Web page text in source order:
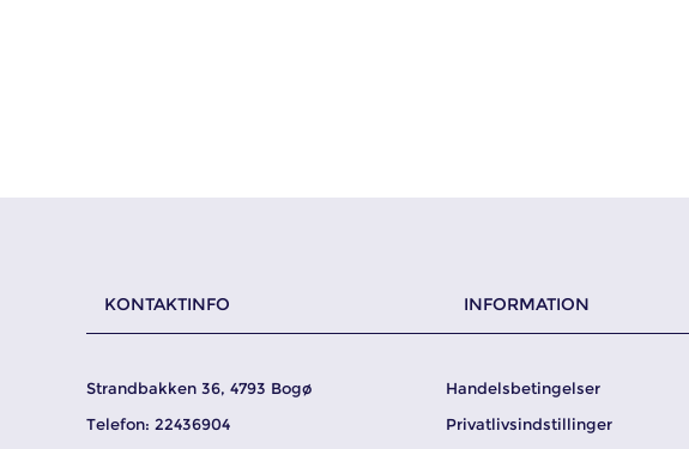
KONTAKTINFO
Strandbakken 36, 4793 Bogø
Telefon: 22436904
INFORMATION
Handelsbetingelser
Privatlivsindstillinger